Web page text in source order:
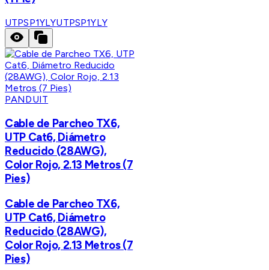
UTPSP1YLYUTPSP1YLY
PANDUIT
Cable de Parcheo TX6,
UTP Cat6, Diámetro
Reducido (28AWG),
Color Rojo, 2.13 Metros (7
Pies)
Cable de Parcheo TX6,
UTP Cat6, Diámetro
Reducido (28AWG),
Color Rojo, 2.13 Metros (7
Pies)